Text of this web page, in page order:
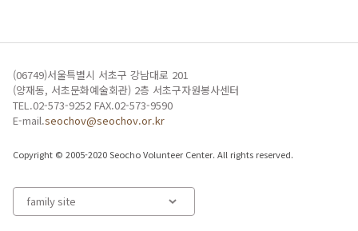
(06749)서울특별시 서초구 강남대로 201
(양재동, 서초문화예술회관) 2층 서초구자원봉사센터
TEL.02-573-9252 FAX.02-573-9590
E-mail.seochov@seochov.or.kr
Copyright © 2005-2020 Seocho Volunteer Center. All rights reserved.